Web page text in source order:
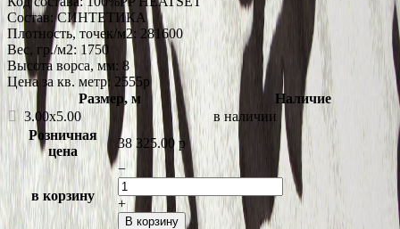
Состав:СИНТЕТИКА
Плотность, точек/м2: 281600
Вес, гр./м2:1750
Высота ворса, мм: 8
Цена за кв. метр: 2555p
Размер, м
Наличие
3.00x5.00
в наличии
Розничная
цена
38 325.00 p
в корзину
−
+
В корзину